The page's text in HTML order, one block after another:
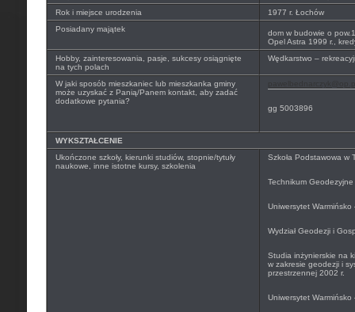
Rok i miejsce urodzenia
1977 r. Łochów
Posiadany majątek
dom w budowie o
Opel Astra 1999 r.,
Hobby, zainteresowania, pasje, sukcesy osiągnięte
na tych polach
Wędkarstwo –
W jaki sposób mieszkaniec lub mieszkanka gminy
może uzyskać z Panią/Panem kontakt, aby zadać
dodatkowe pytania?
gg 5003896
WYKSZTAŁCENIE
Ukończone szkoły, kierunki studiów, stopnie/tytuły
naukowe, inne istotne kursy, szkolenia
Szkoła Podstawowa w
Technikum
Uniwersytet
Wydział Geodezji i
Studia inżynierskie na
w zakresie geodezji i
przestrzennej 2002 r.
Uniwersytet